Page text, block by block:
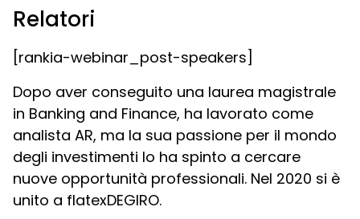
Relatori
[rankia-webinar_post-speakers]
Dopo aver conseguito una laurea magistrale
in Banking and Finance, ha lavorato come
analista AR, ma la sua passione per il mondo
degli investimenti lo ha spinto a cercare
nuove opportunità professionali. Nel 2020 si è
unito a flatexDEGIRO.